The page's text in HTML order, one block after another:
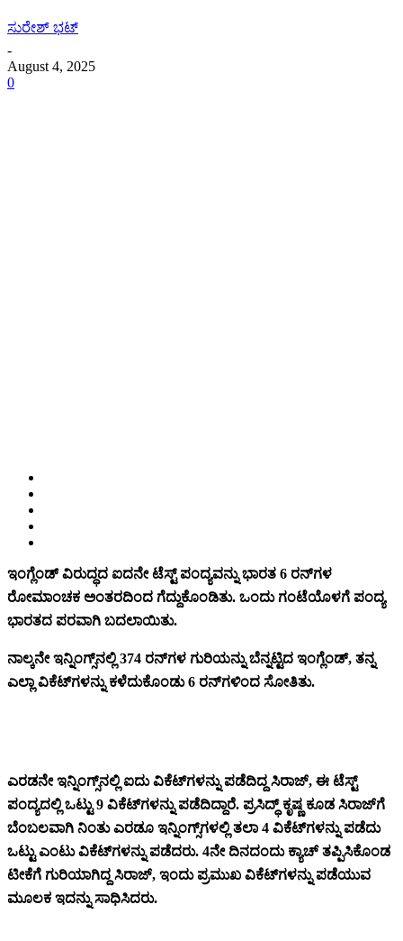
ಸುರೇಶ್ ಭಟ್
-
August 4, 2025
0
ಇಂಗ್ಲೆಂಡ್ ವಿರುದ್ಧದ ಐದನೇ ಟೆಸ್ಟ್ ಪಂದ್ಯವನ್ನು ಭಾರತ 6 ರನ್‌ಗಳ
ರೋಮಾಂಚಕ ಅಂತರದಿಂದ ಗೆದ್ದುಕೊಂಡಿತು. ಒಂದು ಗಂಟೆಯೊಳಗೆ ಪಂದ್ಯ
ಭಾರತದ ಪರವಾಗಿ ಬದಲಾಯಿತು.
ನಾಲ್ಕನೇ ಇನ್ನಿಂಗ್ಸ್‌ನಲ್ಲಿ 374 ರನ್‌ಗಳ ಗುರಿಯನ್ನು ಬೆನ್ನಟ್ಟಿದ ಇಂಗ್ಲೆಂಡ್, ತನ್ನ
ಎಲ್ಲಾ ವಿಕೆಟ್‌ಗಳನ್ನು ಕಳೆದುಕೊಂಡು 6 ರನ್‌ಗಳಿಂದ ಸೋತಿತು.
ಎರಡನೇ ಇನ್ನಿಂಗ್ಸ್‌ನಲ್ಲಿ ಐದು ವಿಕೆಟ್‌ಗಳನ್ನು ಪಡೆದಿದ್ದ ಸಿರಾಜ್, ಈ ಟೆಸ್ಟ್
ಪಂದ್ಯದಲ್ಲಿ ಒಟ್ಟು 9 ವಿಕೆಟ್‌ಗಳನ್ನು ಪಡೆದಿದ್ದಾರೆ. ಪ್ರಸಿದ್ಧ್ ಕೃಷ್ಣ ಕೂಡ ಸಿರಾಜ್‌ಗೆ
ಬೆಂಬಲವಾಗಿ ನಿಂತು ಎರಡೂ ಇನ್ನಿಂಗ್ಸ್‌ಗಳಲ್ಲಿ ತಲಾ 4 ವಿಕೆಟ್‌ಗಳನ್ನು ಪಡೆದು
ಒಟ್ಟು ಎಂಟು ವಿಕೆಟ್‌ಗಳನ್ನು ಪಡೆದರು. 4ನೇ ದಿನದಂದು ಕ್ಯಾಚ್ ತಪ್ಪಿಸಿಕೊಂಡ
ಟೀಕೆಗೆ ಗುರಿಯಾಗಿದ್ದ ಸಿರಾಜ್, ಇಂದು ಪ್ರಮುಖ ವಿಕೆಟ್‌ಗಳನ್ನು ಪಡೆಯುವ
ಮೂಲಕ ಇದನ್ನು ಸಾಧಿಸಿದರು.